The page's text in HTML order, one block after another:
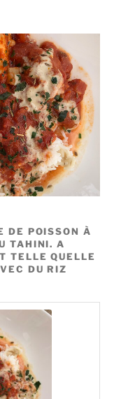
DE POISSON À
TAHINI. A
TELLE QUELLE
DU RIZ